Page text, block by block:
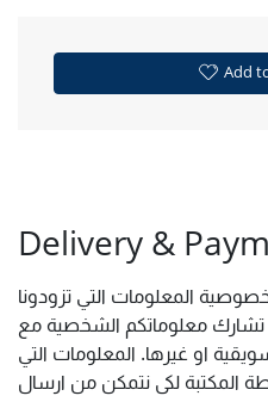
Add
Delivery &
المعلومات التي تزودونا
تشارك معلوماتكم الشخصية مع
او غيرها. المعلومات التي
المكتبة لكى نتمكن من ارسال